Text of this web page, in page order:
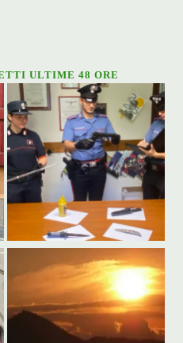
ULTIME 48 ORE